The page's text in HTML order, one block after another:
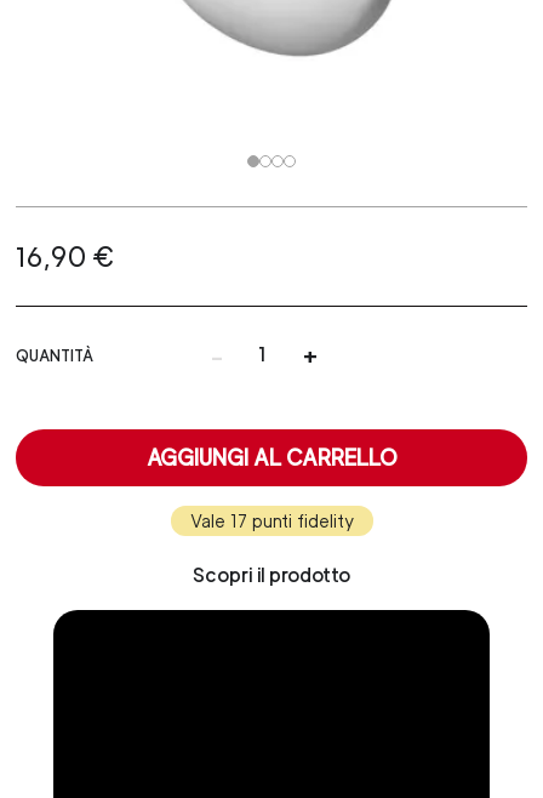
16,90 €
QUANTITÀ - +
AGGIUNGI AL CARRELLO
Vale 17 punti fidelity
Scopri il prodotto